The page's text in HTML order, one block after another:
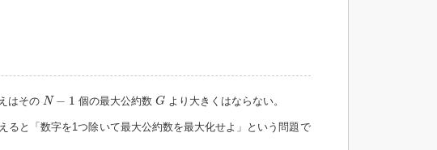
はその N − 1
N− 個の最大公約数 G
Gより大きくはならない。
ると「数字を1つ除いて最大公約数を最大化せよ」という問題で